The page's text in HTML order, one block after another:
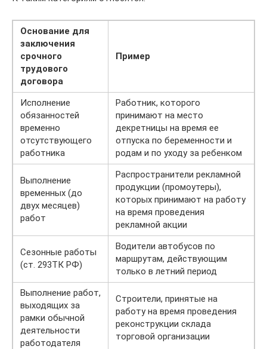
Основание для
заключения
срочного
трудового
договора
Пример
Исполнение
обязанностей
временно
отсутствующего
работника
Работник, которого
принимают на место
декретницы на время ее
отпуска по беременности и
родам и по уходу за ребенком
Выполнение
временных (до
двух месяцев)
работ
Распространители рекламной
продукции (промоутеры),
которых принимают на работу
на время проведения
рекламной акции
Сезонные работы
(ст. 293ТК РФ)
Водители автобусов по
маршрутам, действующим
только в летний период
Выполнение работ,
выходящих за
рамки обычной
деятельности
работодателя
Строители, принятые на
работу на время проведения
реконструкции склада
торговой организации